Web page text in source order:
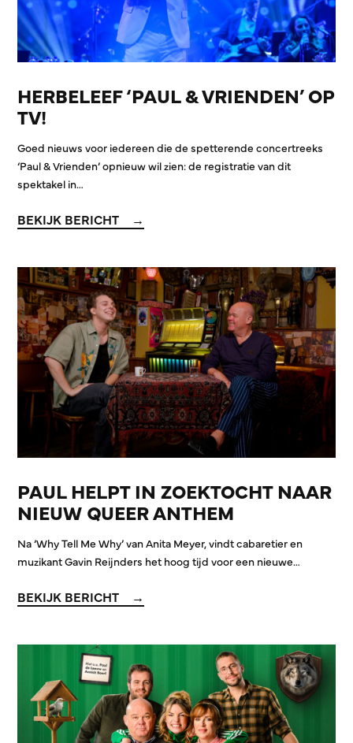
HERBELEEF ‘PAUL & VRIENDEN’ OP
TV!
Goed nieuws voor iedereen die de spetterende concertreeks
‘Paul & Vrienden’ opnieuw wil zien: de registratie van dit
spektakel in…
BEKIJK BERICHT
PAUL HELPT IN ZOEKTOCHT NAAR
NIEUW QUEER ANTHEM
Na ‘Why Tell Me Why’ van Anita Meyer, vindt cabaretier en
muzikant Gavin Reijnders het hoog tijd voor een nieuwe…
BEKIJK BERICHT